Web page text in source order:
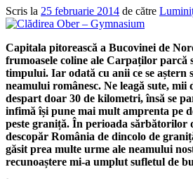
Scris la 25 februarie 2014 de către
Capitala pitorească a Bucovinei de
frumoasele coline ale Carpaților parcă
timpului. Iar odată cu anii ce se aștern
neamului românesc. Ne leagă sute, mii
despart doar 30 de kilometri, însă se
infimă își pune mai mult amprenta pe
peste graniță. În perioada sărbătorilor
descopăr România de dincolo de
găsit prea multe urme ale neamului
recunoaștere mi-a umplut sufletul de